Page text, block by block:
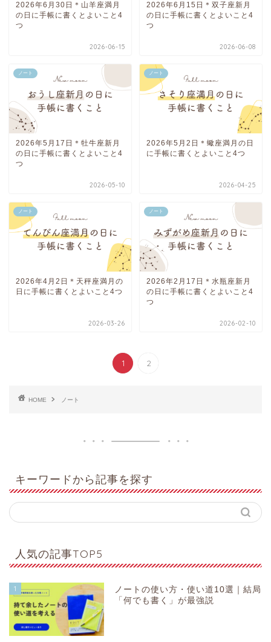
2026年6月30日＊山羊座満月
の日に手帳に書くとよいこと4
つ
2026-06-15
2026年6月15日＊双子座新月
の日に手帳に書くとよいこと4
つ
2026-06-08
ノート
2026年5月17日＊牡牛座新月
の日に手帳に書くとよいこと4
つ
2026-05-10
ノート
2026年5月2日＊蠍座満月の日
に手帳に書くとよいこと4つ
2026-04-25
ノート
2026年4月2日＊天秤座満月の
日に手帳に書くとよいこと4つ
2026-03-26
ノート
2026年2月17日＊水瓶座新月
の日に手帳に書くとよいこと4
つ
2026-02-10
1 2
HOME ノート
キーワードから記事を探す
人気の記事TOP5
1
ノートの使い方・使い道10選｜結局
「何でも書く」が最強説